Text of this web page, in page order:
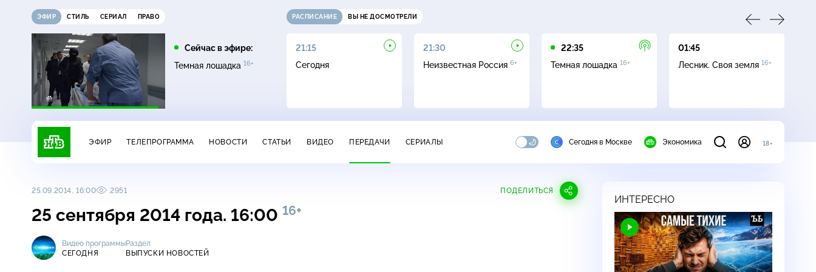
ЭФИР СТИЛЬ СЕРИАЛ ПРАВО
Сейчас в эфире:
Темная лошадка 16+
РАСПИСАНИЕ ВЫ НЕ ДОСМОТРЕЛИ
16:00
Сегодня
17:00
Невский. Чужой среди
21:15
Сегодня
21:30
Неизвестная Россия 6+
22:35
Темная лошадка 16+
01:45
Лесник. Своя земля 16+
ЭФИР ТЕЛЕПРОГРАММА НОВОСТИ СТАТЬИ ВИДЕО ПЕРЕДАЧИ СЕРИАЛЫ Сегодня в Москве Экономика 18+
25.09.2014, 16:00 2951 ПОДЕЛИТЬСЯ
25 сентября 2014 года. 16:00 16+
Видео программы
СЕГОДНЯ
Раздел
ВЫПУСКИ НОВОСТЕЙ
ИНТЕРЕСНО